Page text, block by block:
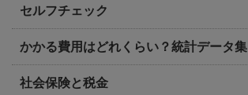
セルフチェック
かかる費用はどれくらい？統計データ集
社会保険と税金